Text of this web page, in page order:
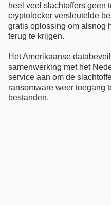
heel veel slachtoffers geen
cryptolocker versleutelde
gratis oplossing om alsnog
terug te krijgen.
Het Amerikaanse
samenwerking met het
service aan om de
ransomware weer toegang
bestanden.